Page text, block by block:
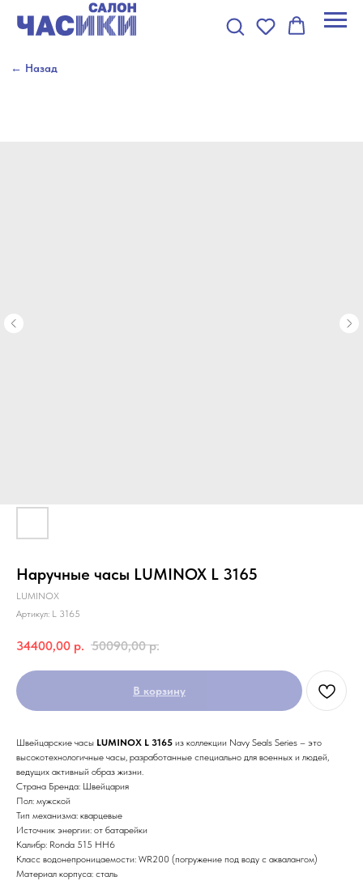
← Назад
Наручные часы LUMINOX L 3165
LUMINOX
Артикул: L 3165
34400,00 р. 50090,00 р.
В корзину
Швейцарские часы LUMINOX L 3165 из коллекции Navy Seals Series – это
высокотехнологичные часы, разработанные специально для военных и людей,
ведущих активный образ жизни.
Страна Бренда: Швейцария
Пол: мужской
Тип механизма: кварцевые
Источник энергии: от батарейки
Калибр: Ronda 515 HH6
Класс водонепроницаемости: WR200 (погружение под воду с аквалангом)
Материал корпуса: сталь